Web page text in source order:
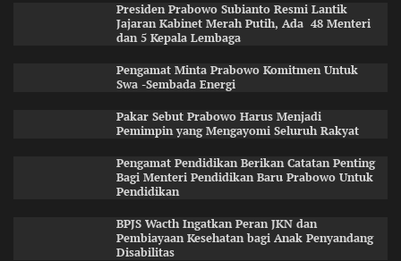
Presiden Prabowo Subianto Resmi Lantik
Jajaran Kabinet Merah Putih, Ada 48 Menteri
dan 5 Kepala Lembaga
Pengamat Minta Prabowo Komitmen Untuk
Swa -Sembada Energi
Pakar Sebut Prabowo Harus Menjadi
Pemimpin yang Mengayomi Seluruh Rakyat
Pengamat Pendidikan Berikan Catatan Penting
Bagi Menteri Pendidikan Baru Prabowo Untuk
Pendidikan
BPJS Wacth Ingatkan Peran JKN dan
Pembiayaan Kesehatan bagi Anak Penyandang
Disabilitas